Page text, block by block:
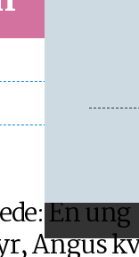
En ung
Angus